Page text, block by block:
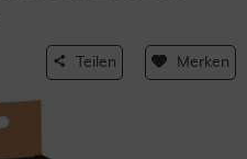
Teilen Merken